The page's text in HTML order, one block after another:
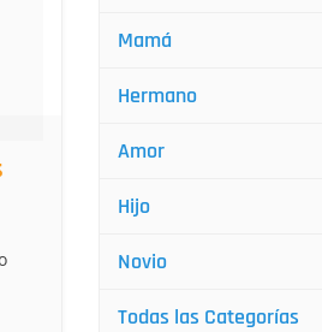
Mamá
Hermano
Amor
Hijo
Novio
Todas las Categorías